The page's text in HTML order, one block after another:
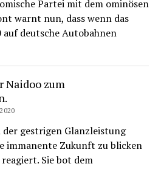
Partei mit dem ominösen
warnt nun, dass wenn das
deutsche Autobahnen
Naidoo zum
der gestrigen Glanzleistung
immanente Zukunft zu blicken
Sie bot dem